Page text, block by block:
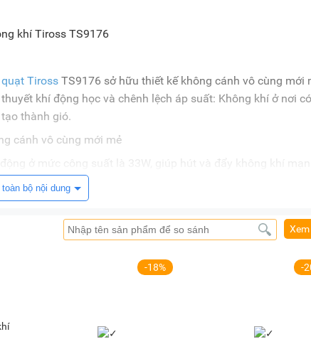
quạt Tiross TS9176 sở hữu thiết kế không cánh vô cùng mới
khí động học và chênh lệch áp suất: Không khí ở nơi
thành gió.
- một thiết kế độc quyền của hãng, giúp luồng gió tạo ra đi
và tốc độ gió đạt 140m/phút, làm dịu nhanh cái nóng oi
giúp bạn vệ sinh quạt dễ dàng và đảm bảo an toàn cho
độ gió (gió thường, gió ngủ, gió tự nhiên) và 12 tốc độ
bộ nội dung
-18% -